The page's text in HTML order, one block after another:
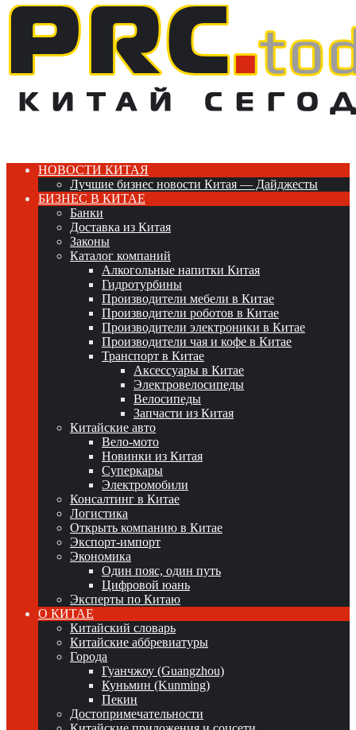
НОВОСТИ КИТАЯ
Лучшие бизнес новости Китая — Дайджесты
БИЗНЕС В КИТАЕ
Банки
Доставка из Китая
Законы
Каталог компаний
Алкогольные напитки Китая
Гидротурбины
Производители мебели в Китае
Производители роботов в Китае
Производители электроники в Китае
Производители чая и кофе в Китае
Транспорт в Китае
Аксессуары в Китае
Электровелосипеды
Велосипеды
Запчасти из Китая
Китайские авто
Вело-мото
Новинки из Китая
Суперкары
Электромобили
Консалтинг в Китае
Логистика
Открыть компанию в Китае
Экспорт-импорт
Экономика
Один пояс, один путь
Цифровой юань
Эксперты по Китаю
О КИТАЕ
Китайский словарь
Китайские аббревиатуры
Города
Гуанчжоу (Guangzhou)
Куньмин (Kunming)
Пекин
Достопримечательности